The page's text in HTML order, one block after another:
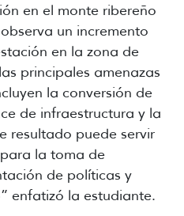
en el monte ribereño
un incremento
en la zona de
principales amenazas
la conversión de
de infraestructura y la
resultado puede servir
la toma de
de políticas y
enfatizó la estudiante.